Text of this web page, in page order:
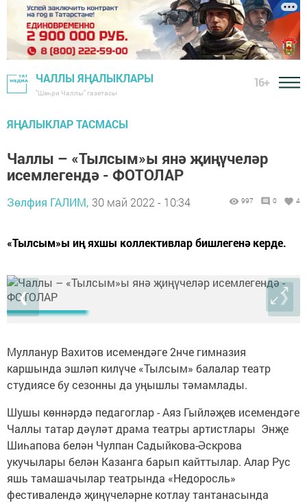
ЧАЛЛЫ ЯҢАЛЫКЛАРЫ
"Шәһри Чаллы" газетасы
16+
ЯҢАЛЫКЛАР ТАСМАСЫ
Чаллы – «Тылсым»ы янә җиңүчеләр
исемлегендә - ФОТОЛАР
Зөлфия ГАЛИМ, 30 май 2022 - 10:34 997 0 4
«Тылсым»ы иң яхшы коллективлар бишлегенә керде.
❮ ❯
Мулланур Вахитов исемендәге 2нче гимназия
каршында эшләп килүче «Тылсым» балалар театр
студиясе бу сезонны да уңышлы тәмамлады.
Шушы көннәрдә педагоглар - Аяз Гыйләҗев исемендәге
Чаллы татар дәүләт драма театры артистлары Энҗе
Шиһапова белән Чулпан Садыйкова-Әскрова
укучылары белән Казанга барып кайттылар. Алар Рус
яшь тамашачылар театрында «Недоросль»
фестивалендә җиңүчеләрне котлау тантанасында